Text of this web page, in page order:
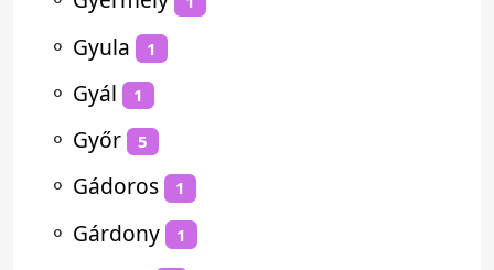
⚬ Gyula 1
⚬ Gyál 1
⚬ Győr 5
⚬ Gádoros 1
⚬ Gárdony 1